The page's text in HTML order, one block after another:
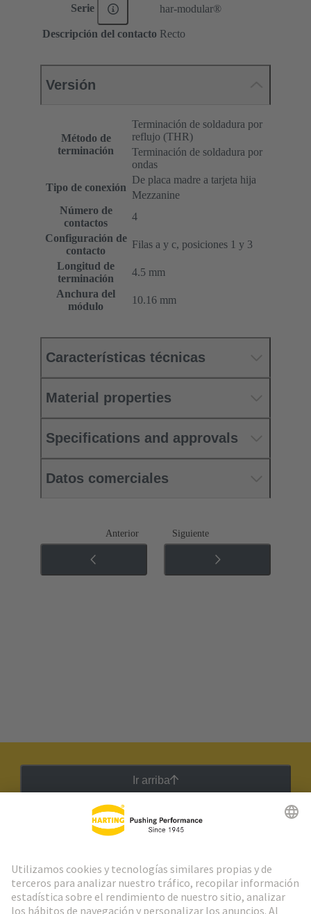
Serie har-modular®
Descripción del contacto Recto
Versión
Método de
terminación
Terminación de soldadura por
reflujo (THR)
Terminación de soldadura por
ondas
Tipo de conexión
De placa madre a tarjeta hija
Mezzanine
Número de
contactos
4
Configuración de
contacto
Filas a y c, posiciones 1 y 3
Longitud de
terminación
4.5 mm
Anchura del
módulo
10.16 mm
Características técnicas
Material properties
Specifications and approvals
Datos comerciales
Anterior Siguiente
Ir arriba